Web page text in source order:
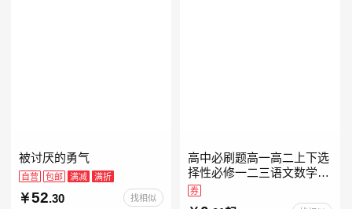
被讨厌的勇气
自营 包邮 满减 满折
52.30 找相似
高中必刷题高一高二上下选
择性必修一二三语文数学英
语物理化学生物政治历史地
理人教版同步练习册狂k重
券